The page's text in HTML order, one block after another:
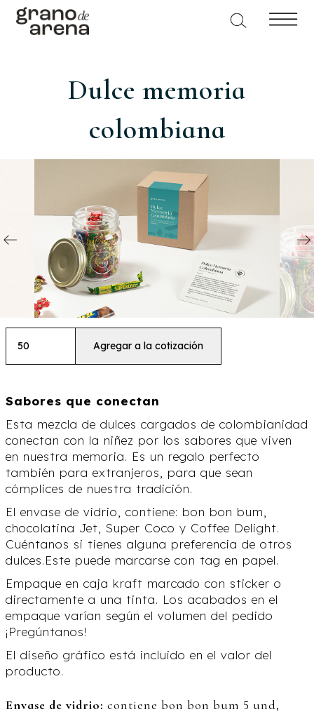
Dulce memoria
colombiana
Sabores que conectan
Esta mezcla de dulces cargados de colombianidad
conectan con la niñez por los sabores que viven
en nuestra memoria. Es un regalo perfecto
también para extranjeros, para que sean
cómplices de nuestra tradición.
El envase de vidrio, contiene: bon bon bum,
chocolatina Jet, Super Coco y Coffee Delight.
Cuéntanos si tienes alguna preferencia de otros
dulces.Este puede marcarse con tag en papel.
Empaque en caja kraft marcado con sticker o
directamente a una tinta. Los acabados en el
empaque varían según el volumen del pedido
¡Pregúntanos!
El diseño gráfico está incluido en el valor del
producto.
Envase de vidrio: contiene bon bon bum 5 und,